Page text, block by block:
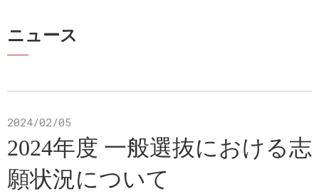
ニュース
2024/02/05
2024年度 一般選抜における志
願状況について